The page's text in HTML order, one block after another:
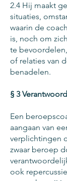
2.4 Hij maakt
situaties,
waarin de
is, noch om
te
of relaties van
benadelen.
§ 3
Een
aangaan van
verplichtingen
zwaar beroep
ook